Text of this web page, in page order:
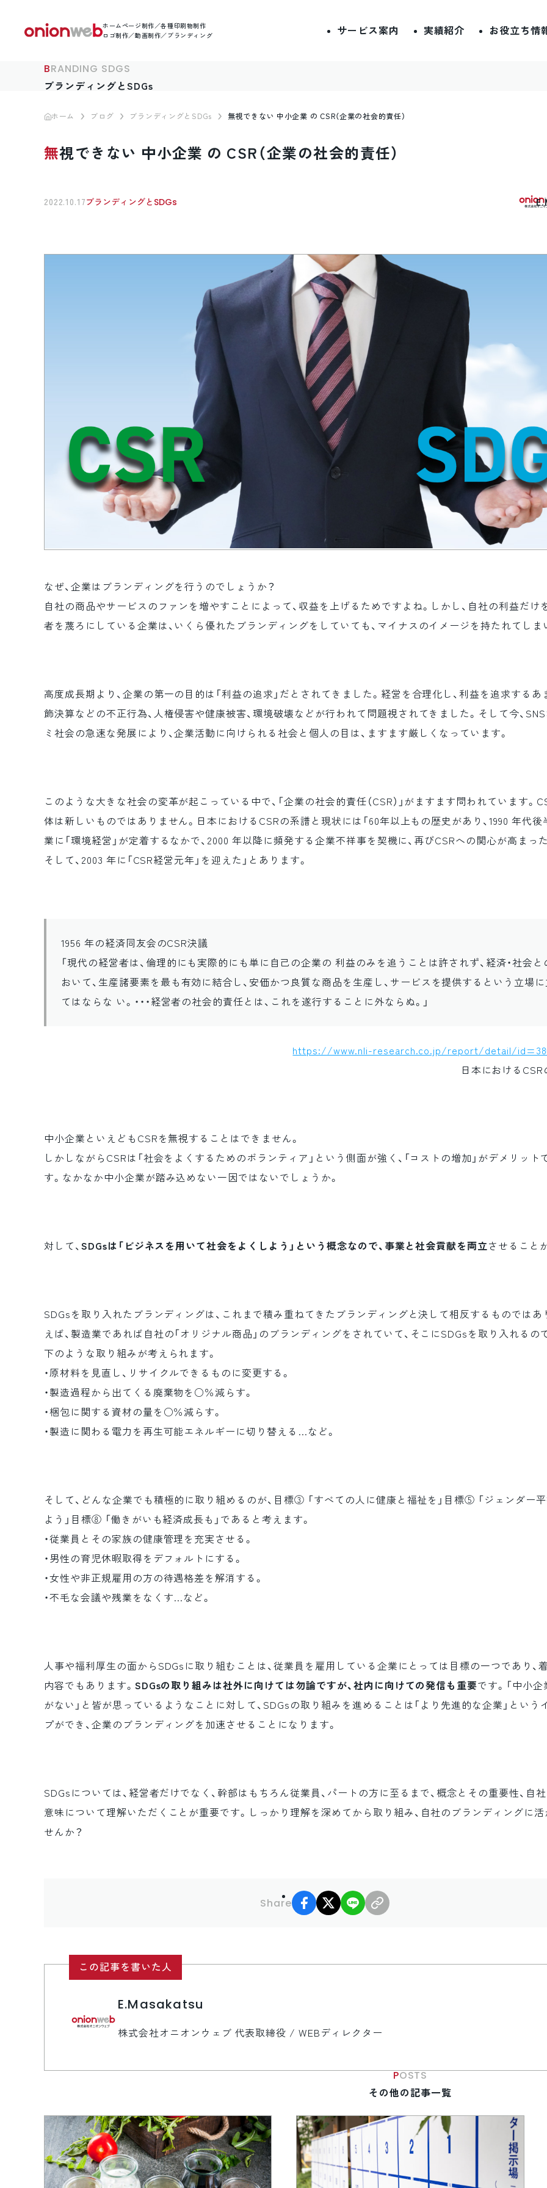
ホームページ制作／各種印刷物制作
ロゴ制作／動画制作／ブランディング
サービス案内 実績紹介 お役立ち情
BRANDING SDGS
ブランディングとSDGs
ホーム ブログ ブランディングとSDGs 無視できない 中小企業 の CSR（企業の社会的責任）
無視できない 中小企業 の CSR（企業の社会的責任）
2022.10.17 ブランディングとSDGs
なぜ、企業はブランディングを行うのでしょうか？
自社の商品やサービスのファンを増やすことによって、収益を上げるためですよね。しかし、自社の利益だけ
者を蔑ろにしている企業は、いくら優れたブランディングをしていても、マイナスのイメージを持たれてしま
高度成長期より、企業の第一の目的は「利益の追求」だとされてきました。経営を合理化し、利益を追求するあ
飾決算などの不正行為、人権侵害や健康被害、環境破壊などが行われて問題視されてきました。そして今、
ミ社会の急速な発展により、企業活動に向けられる社会と個人の目は、ますます厳しくなっています。
このような大きな社会の変革が起こっている中で、「企業の社会的責任（CSR）」がますます問われています。
体は新しいものではありません。日本におけるCSRの系譜と現状には「60年以上もの歴史があり、1990 年代後
業に「環境経営」が定着するなかで、2000 年以降に頻発する企業不祥事を契機に、再びCSRへの関心が高まっ
そして、2003 年に「CSR経営元年」を迎えた」とあります。
1956 年の経済同友会のCSR決議
「現代の経営者は、倫理的にも実際的にも単に自己の企業の 利益のみを追うことは許されず、経済・社会と
おいて、生産諸要素を最も有効に結合し、安価かつ良質な商品を生産し、サービスを提供するという立場に
てはならな い。・・・経営者の社会的責任とは、これを遂行することに外ならぬ。」
https://www.nli-research.co.jp/report/detail/
日本における
中小企業といえどもCSRを無視することはできません。
しかしながらCSRは「社会をよくするためのボランティア」という側面が強く、「コストの増加」がデメリット
す。なかなか中小企業が踏み込めない一因ではないでしょうか。
対して、 SDGsは「ビジネスを用いて社会をよくしよう」という概念なので、事業と社会貢献を両立 させること
SDGsを取り入れたブランディングは、これまで積み重ねてきたブランディングと決して相反するものではあ
えば、製造業であれば自社の「オリジナル商品」のブランディングをされていて、そこにSDGsを取り入れるの
下のような取り組みが考えられます。
・原材料を見直し、リサイクルできるものに変更する。
・製造過程から出てくる廃棄物を○％減らす。
・梱包に関する資材の量を○％減らす。
・製造に関わる電力を再生可能エネルギーに切り替える…など。
そして、どんな企業でも積極的に取り組めるのが、目標③ 「すべての人に健康と福祉を」目標⑤ 「ジェンダー
よう」目標⑧ 「働きがいも経済成長も」であると考えます。
・従業員とその家族の健康管理を充実させる。
・男性の育児休暇取得をデフォルトにする。
・女性や非正規雇用の方の待遇格差を解消する。
・不毛な会議や残業をなくす…など。
人事や福利厚生の面からSDGsに取り組むことは、従業員を雇用している企業にとっては目標の一つであり、
内容でもあります。 SDGsの取り組みは社外に向けては勿論ですが、社内に向けての発信も重要です。「中小
がない」と皆が思っているようなことに対して、SDGsの取り組みを進めることは「より先進的な企業」という
プができ、企業のブランディングを加速させることになります。
SDGsについては、経営者だけでなく、幹部はもちろん従業員、パートの方に至るまで、概念とその重要性、自
意味について理解いただくことが重要です。しっかり理解を深めてから取り組み、自社のブランディングに活
せんか？
Share
facebook
X LINE
この記事を書いた人
E.Masakatsu
株式会社オニオンウェブ 代表取締役 / WEBディレクター
POSTS
その他の記事一覧